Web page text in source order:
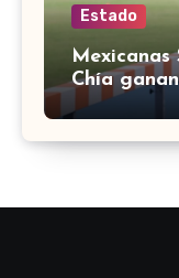
Estado
Mexicanas
Chía
3000m